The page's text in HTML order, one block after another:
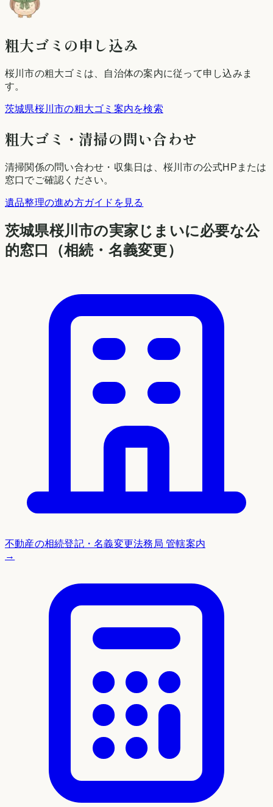
粗大ゴミの申し込み
桜川市の粗大ゴミは、自治体の案内に従って申し込みま
す。
茨城県桜川市の粗大ゴミ案内を検索
粗大ゴミ・清掃の問い合わせ
清掃関係の問い合わせ・収集日は、 桜川市の公式HPまたは
窓口でご確認ください。
遺品整理の進め方ガイドを見る
茨城県桜川市の実家じまいに必要な公
的窓口（相続・名義変更）
不動産の相続登記・名義変更法務局 管轄案内
→